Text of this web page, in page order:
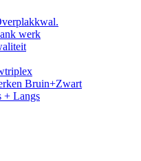
werk
Bruin+Zwart
+ Langs